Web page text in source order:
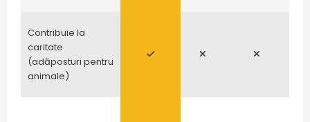
Contribuie la
caritate
(adăposturi pentru
animale)